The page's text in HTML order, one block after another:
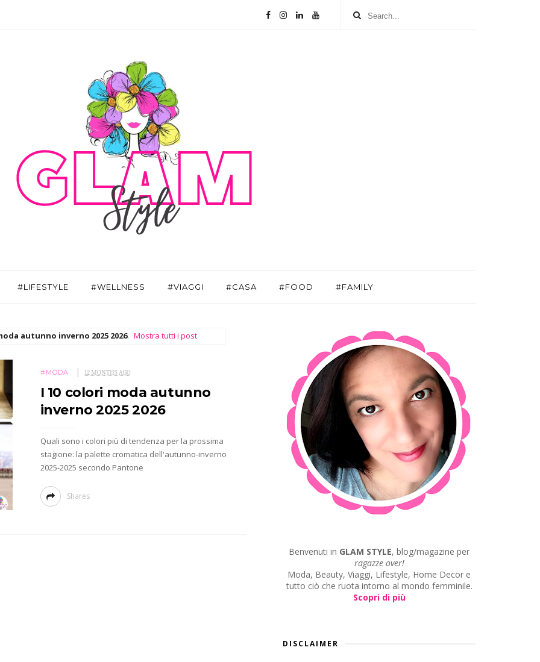
#LIFESTYLE #WELLNESS #VIAGGI #CASA #FOOD #FAMILY
autunno inverno 2025 2026. Mostra tutti i post
#MODA 12 MONTHS AGO
I 10 colori moda autunno
inverno 2025 2026
Quali sono i colori più di tendenza per la prossima
stagione: la palette cromatica dell'autunno-inverno
2025-2025 secondo Pantone
Shares
Benvenuti in GLAM STYLE, blog/magazine per
ragazze over!
Moda, Beauty, Viaggi, Lifestyle, Home Decor e
tutto ciò che ruota intorno al mondo femminile.
Scopri di più
DISCLAIMER